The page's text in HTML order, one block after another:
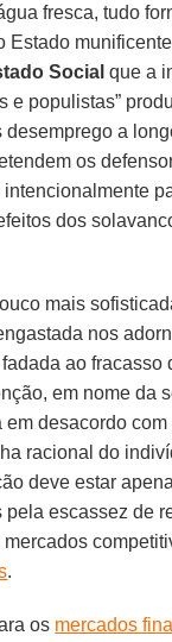
fresca, tudo
Estado
Social que a
e populistas”
desemprego a
os
dos
mais
nos
fadada ao fracasso
em nome da
em desacordo
racional do
deve estar
pela escassez de
.
os mercados